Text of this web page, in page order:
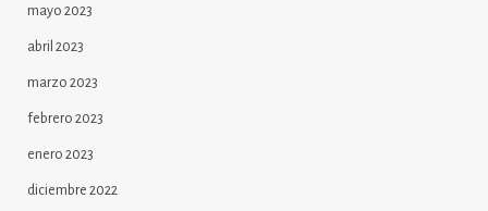
mayo 2023
abril 2023
marzo 2023
febrero 2023
enero 2023
diciembre 2022